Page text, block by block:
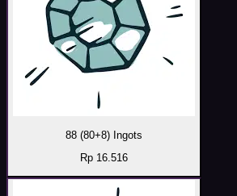
88 (80+8) Ingots
Rp 16.516